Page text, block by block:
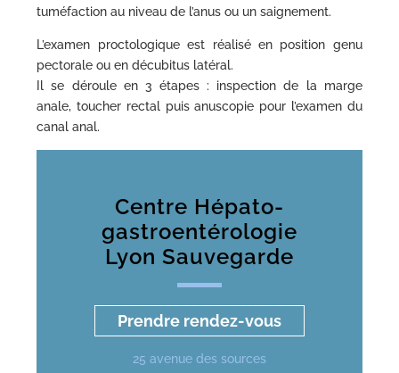
tuméfaction au niveau de l’anus ou un saignement.
L’examen proctologique est réalisé en position genu
pectorale ou en décubitus latéral.
Il se déroule en 3 étapes : inspection de la marge
anale, toucher rectal puis anuscopie pour l’examen du
canal anal.
Centre Hépato-
gastroentérologie
Lyon Sauvegarde
Prendre rendez-vous
25 avenue des sources